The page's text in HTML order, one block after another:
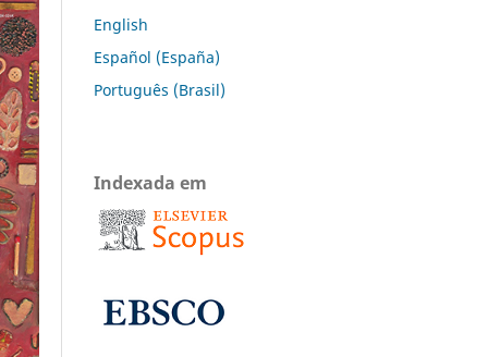
English
Español (España)
Português (Brasil)
Indexada em